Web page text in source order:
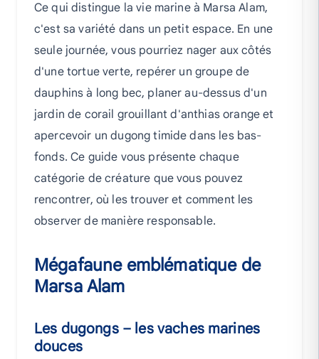
Ce qui distingue la vie marine à Marsa Alam,
c'est sa variété dans un petit espace. En une
seule journée, vous pourriez nager aux côtés
d'une tortue verte, repérer un groupe de
dauphins à long bec, planer au-dessus d'un
jardin de corail grouillant d'anthias orange et
apercevoir un dugong timide dans les bas-
fonds. Ce guide vous présente chaque
catégorie de créature que vous pouvez
rencontrer, où les trouver et comment les
observer de manière responsable.
Mégafaune emblématique de
Marsa Alam
Les dugongs – les vaches marines
douces